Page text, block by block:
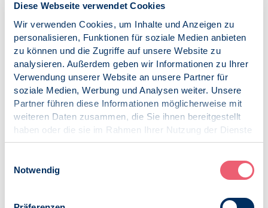
Diese Webseite verwendet Cookies
Wir verwenden Cookies, um Inhalte und Anzeigen zu
personalisieren, Funktionen für soziale Medien anbieten
zu können und die Zugriffe auf unsere Website zu
analysieren. Außerdem geben wir Informationen zu Ihrer
Verwendung unserer Website an unsere Partner für
soziale Medien, Werbung und Analysen weiter. Unsere
Partner führen diese Informationen möglicherweise mit
weiteren Daten zusammen, die Sie ihnen bereitgestellt
haben oder die sie im Rahmen Ihrer Nutzung der Dienste
gesammelt haben.
Notwendig